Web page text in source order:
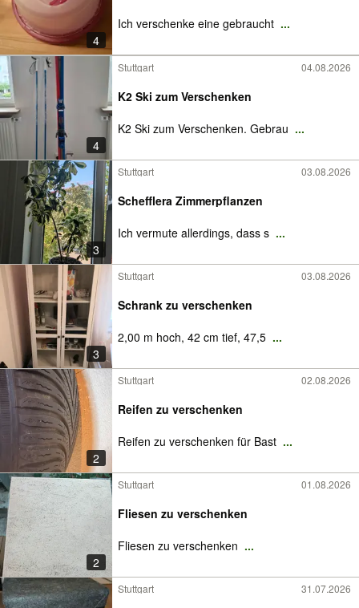
4
Ich verschenke eine gebraucht ...
4
Stuttgart 04.08.2026
K2 Ski zum Verschenken
K2 Ski zum Verschenken. Gebrau ...
3
Stuttgart 03.08.2026
Schefflera Zimmerpflanzen
Ich vermute allerdings, dass s ...
3
Stuttgart 03.08.2026
Schrank zu verschenken
2,00 m hoch, 42 cm tief, 47,5 ...
2
Stuttgart 02.08.2026
Reifen zu verschenken
Reifen zu verschenken für Bast ...
2
Stuttgart 01.08.2026
Fliesen zu verschenken
Fliesen zu verschenken ...
Stuttgart 31.07.2026